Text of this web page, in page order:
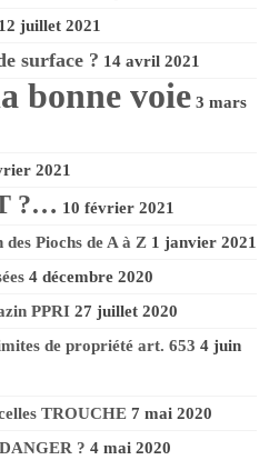
Trouche
12 juillet 2021
surface ? 14 avril 2021
bonne voie 3 mars
2021
?… 10 février 2021
Piochs de A à Z 1 janvier 2021
4 décembre 2020
PPRI 27 juillet 2020
de propriété art. 653 4 juin
TROUCHE 7 mai 2020
? 4 mai 2020